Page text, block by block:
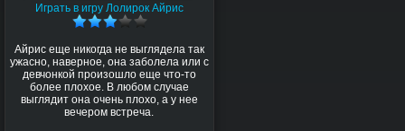
Играть в игру Лолирок Айрис
Айрис еще никогда не выглядела так
ужасно, наверное, она заболела или с
девчонкой произошло еще что-то
более плохое. В любом случае
выглядит она очень плохо, а у нее
вечером встреча.